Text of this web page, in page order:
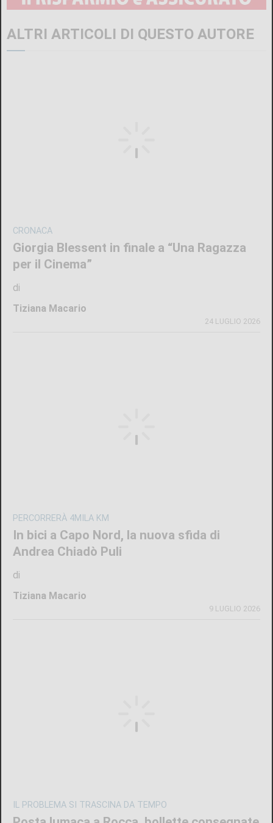
ALTRI ARTICOLI DI QUESTO AUTORE
CRONACA
Giorgia Blessent in finale a “Una Ragazza
per il Cinema”
di
Tiziana Macario
24 LUGLIO 2026
PERCORRERÀ 4MILA KM
In bici a Capo Nord, la nuova sfida di
Andrea Chiadò Puli
di
Tiziana Macario
9 LUGLIO 2026
IL PROBLEMA SI TRASCINA DA TEMPO